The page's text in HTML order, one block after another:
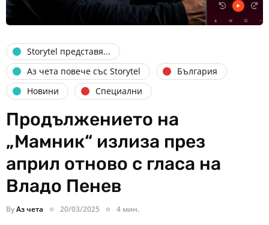
Storytel представя...
Аз чета повече със Storytel
България
Новини
Специални
Продължението на
„Мамник“ излиза през
април отново с гласа на
Владо Пенев
ByАз чета 20/03/2025 4 мин.